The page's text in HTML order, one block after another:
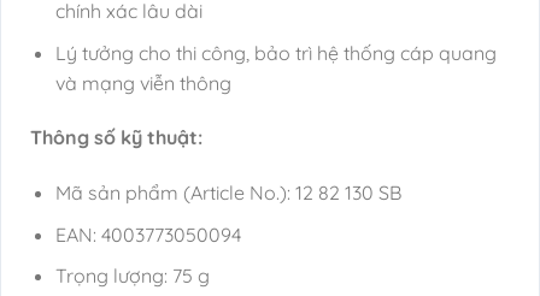
chính xác lâu dài
Lý tưởng cho thi công, bảo trì hệ thống cáp quang
và mạng viễn thông
Thông số kỹ thuật:
Mã sản phẩm (Article No.): 12 82 130 SB
EAN: 4003773050094
Trọng lượng: 75 g